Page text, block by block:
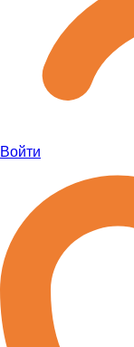
Войти